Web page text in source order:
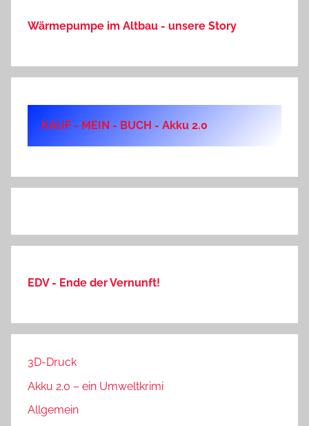
Wärmepumpe im Altbau - unsere Story
KAUF - MEIN - BUCH - Akku 2.0
EDV - Ende der Vernunft!
3D-Druck
Akku 2.0 – ein Umweltkrimi
Allgemein